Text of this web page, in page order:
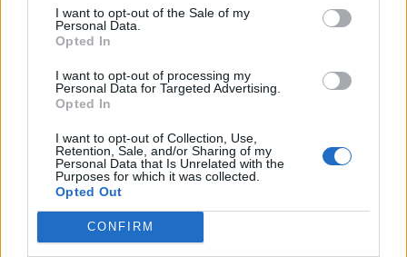
I want to opt-out of the Sale of my
Personal Data.
Opted In
I want to opt-out of processing my
Personal Data for Targeted Advertising.
Opted In
I want to opt-out of Collection, Use,
Retention, Sale, and/or Sharing of my
Personal Data that Is Unrelated with the
Purposes for which it was collected.
Opted Out
CONFIRM
Το Disney δίνει teaser για το documentary
“Don’t Look Back in Anger” των Oasis
07.07.26